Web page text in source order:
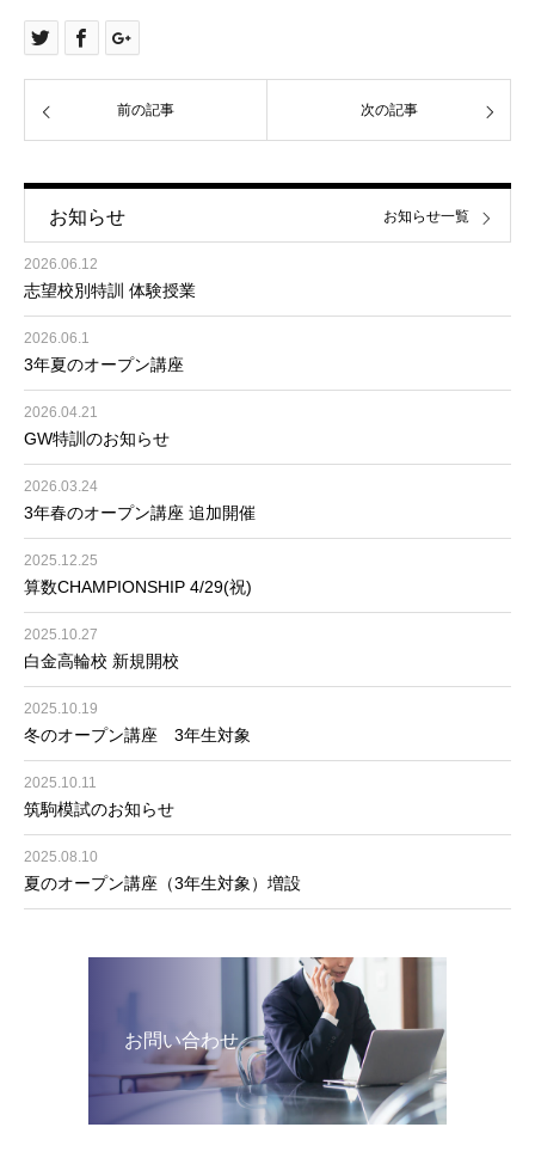
前の記事 次の記事
お知らせ
2026.06.12
志望校別特訓 体験授業
2026.06.1
3年夏のオープン講座
2026.04.21
GW特訓のお知らせ
2026.03.24
3年春のオープン講座 追加開催
2025.12.25
算数CHAMPIONSHIP 4/29(祝)
2025.10.27
白金高輪校 新規開校
2025.10.19
冬のオープン講座 3年生対象
2025.10.11
筑駒模試のお知らせ
2025.08.10
夏のオープン講座（3年生対象）増設
お知らせ一覧
お問い合わせ